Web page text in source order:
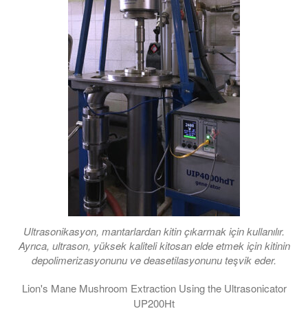
Ultrasonikasyon, mantarlardan kitin çıkarmak için kullanılır.
Ayrıca, ultrason, yüksek kaliteli kitosan elde etmek için kitinin
depolimerizasyonunu ve deasetilasyonunu teşvik eder.
Lion's Mane Mushroom Extraction Using the Ultrasonicator
UP200Ht